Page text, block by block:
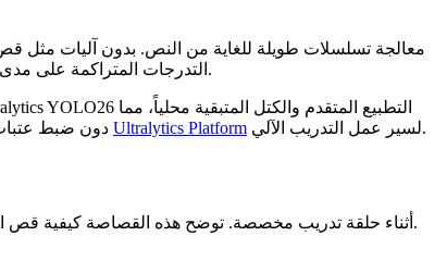
التدرجات المتراكمة على مدى مئات الخطوات الزمنية ستؤدي إلى فشل التدريب على الفور. تضمن التدرجات المستقرة أن يتعلم النموذج الهياكل النحوية المعقدة والسياق.
Ultralytics Platform لسير عمل التدريب الآلي.
أثناء حلقة تدريب مخصصة. توضح هذه القصاصة كيفية قص التدرجات قبل أن يقوم المحسن بتحديث الأوزان.